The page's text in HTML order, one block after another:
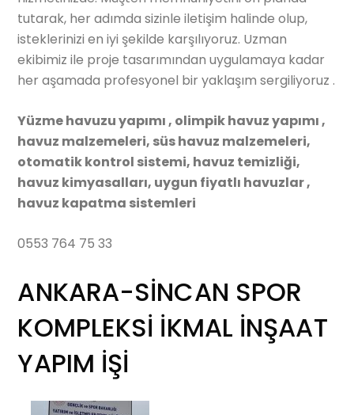
tutarak, her adımda sizinle iletişim halinde olup,
isteklerinizi en iyi şekilde karşılıyoruz. Uzman
ekibimiz ile proje tasarımından uygulamaya kadar
her aşamada profesyonel bir yaklaşım sergiliyoruz .
Yüzme havuzu yapımı , olimpik havuz yapımı ,
havuz malzemeleri, süs havuz malzemeleri,
otomatik kontrol sistemi, havuz temizliği,
havuz kimyasalları, uygun fiyatlı havuzlar ,
havuz kapatma sistemleri
0553 764 75 33
ANKARA-SİNCAN SPOR
KOMPLEKSİ İKMAL İNŞAAT
YAPIM İŞİ